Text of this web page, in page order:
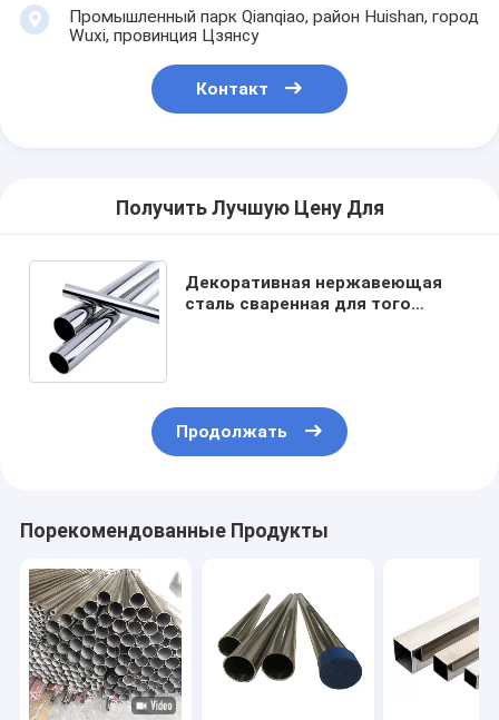
Промышленный парк Qianqiao, район Huishan, город
Wuxi, провинция Цзянсу
Контакт
Получить Лучшую Цену Для
Декоративная нержавеющая
сталь сваренная для того
Продолжать
Порекомендованные Продукты